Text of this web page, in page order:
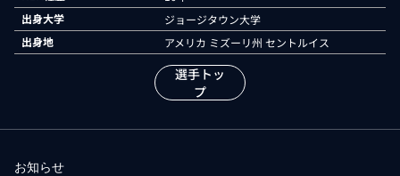
出身大学
ジョージタウン大学
出身地
アメリカ ミズーリ州 セントルイス
選手トッ
プ
お知らせ